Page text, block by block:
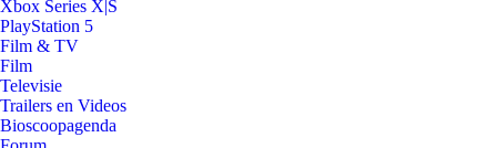
Xbox Series X|S
PlayStation 5
Film & TV
Film
Televisie
Trailers en Videos
Bioscoopagenda